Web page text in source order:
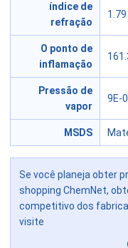
índice de
refração
1.79
O ponto de
inflamação
Pressão de
vapor
9E-
MSDS
Se você planeja obter
shopping ChemNet,
competitivo dos
visite